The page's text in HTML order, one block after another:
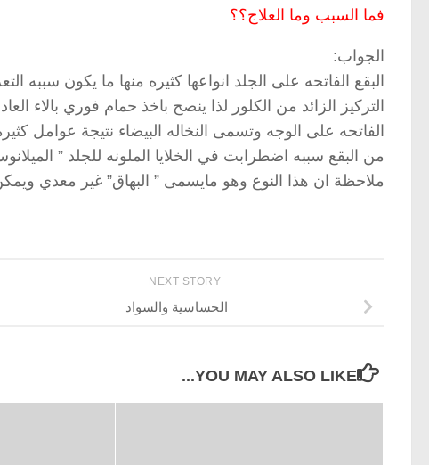
فما السبب وما العلاج؟؟
الجواب:
البقع الفاتحه على الجلد انواعها كثيره منها ما يكون
التركيز الزائد من الكلور لذا ينصح باخذ حمام فوري بالاء
الفاتحه على الوجه وتسمى النخاله البيضاء نتيجة عوامل
من البقع سببه اضطرابت في الخلايا الملونه للجلد ”
ملاحظة ان هذا النوع وهو مايسمى ” البهاق” غير معدي
NEXT STORY
الحساسية والسواد
YOU MAY ALSO LIKE...